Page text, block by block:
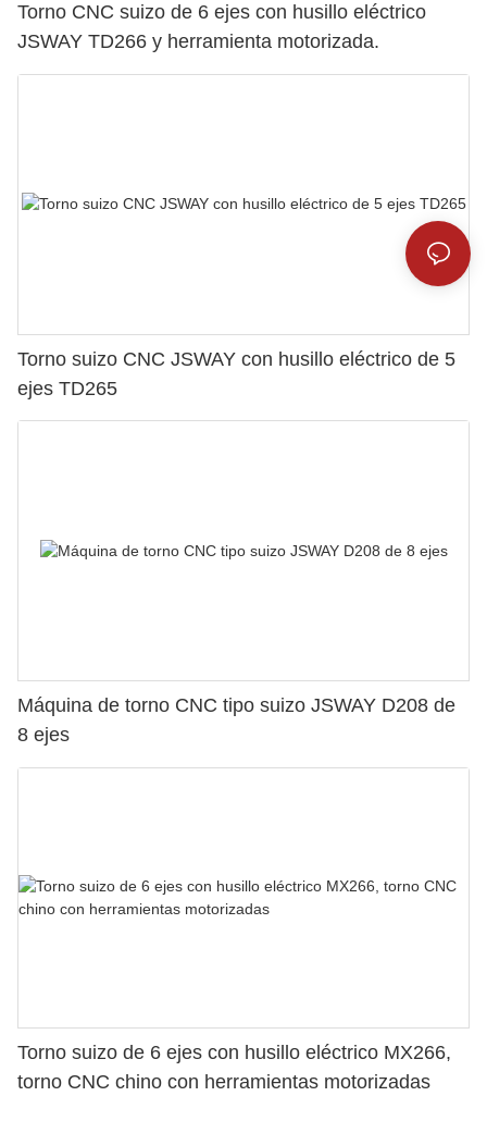
Torno CNC suizo de 6 ejes con husillo eléctrico
JSWAY TD266 y herramienta motorizada.
Torno suizo CNC JSWAY con husillo eléctrico de 5
ejes TD265
Máquina de torno CNC tipo suizo JSWAY D208 de
8 ejes
Torno suizo de 6 ejes con husillo eléctrico MX266,
torno CNC chino con herramientas motorizadas